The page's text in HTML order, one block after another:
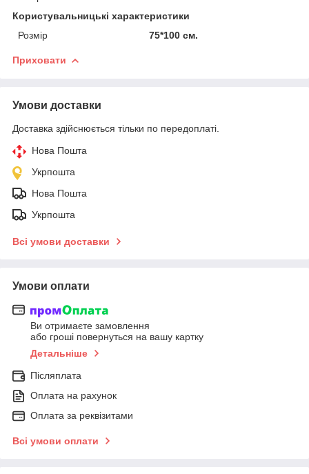
Користувальницькі характеристики
Розмір
75*100 см.
Приховати
Умови доставки
Доставка здійснюється тільки по передоплаті.
Нова Пошта
Укрпошта
Нова Пошта
Укрпошта
Всі умови доставки
Умови оплати
Ви отримаєте замовлення
або гроші повернуться на вашу картку
Детальніше
Післяплата
Оплата на рахунок
Оплата за реквізитами
Всі умови оплати